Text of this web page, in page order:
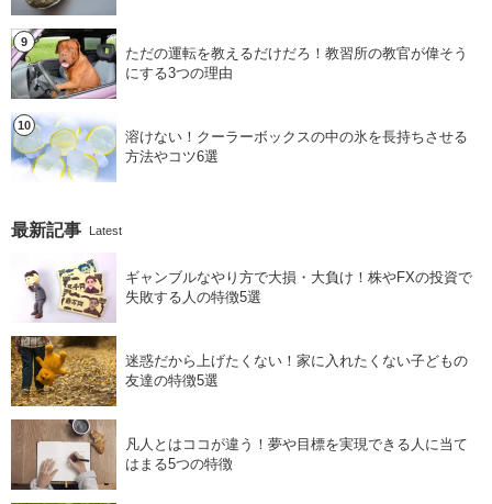
ただの運転を教えるだけだろ！教習所の教官が偉そう
にする3つの理由
溶けない！クーラーボックスの中の氷を長持ちさせる
方法やコツ6選
最新記事 Latest
ギャンブルなやり方で大損・大負け！株やFXの投資で
失敗する人の特徴5選
迷惑だから上げたくない！家に入れたくない子どもの
友達の特徴5選
凡人とはココが違う！夢や目標を実現できる人に当て
はまる5つの特徴